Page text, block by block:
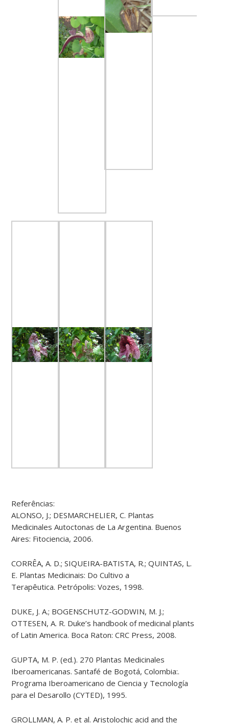
Referências:
ALONSO, J.; DESMARCHELIER, C. Plantas
Medicinales Autoctonas de La Argentina. Buenos
Aires: Fitociencia, 2006.
CORRÊA, A. D.; SIQUEIRA-BATISTA, R.; QUINTAS, L.
E. Plantas Medicinais: Do Cultivo a
Terapêutica. Petrópolis: Vozes, 1998.
DUKE, J. A.; BOGENSCHUTZ-GODWIN, M. J.;
OTTESEN, A. R. Duke’s handbook of medicinal plants
of Latin America. Boca Raton: CRC Press, 2008.
GUPTA, M. P. (ed.). 270 Plantas Medicinales
Iberoamericanas. Santafé de Bogotá, Colombia:.
Programa Iberoamericano de Ciencia y Tecnología
para el Desarollo (CYTED), 1995.
GROLLMAN, A. P. et al. Aristolochic acid and the